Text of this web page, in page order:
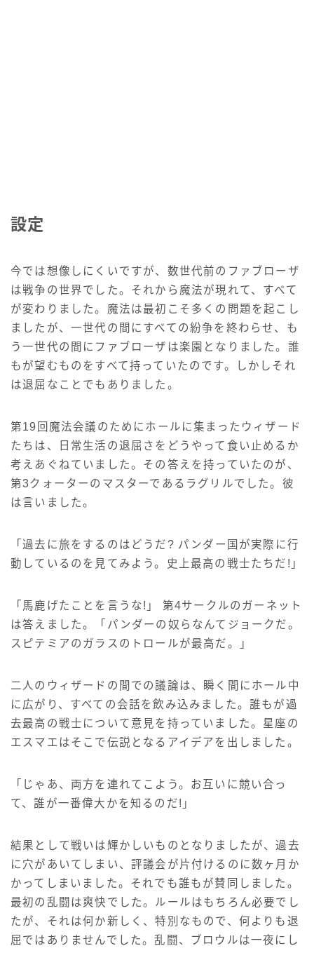
設定
今では想像しにくいですが、数世代前のファブローザ
は戦争の世界でした。それから魔法が現れて、すべて
が変わりました。魔法は最初こそ多くの問題を起こし
ましたが、一世代の間にすべての紛争を終わらせ、も
う一世代の間にファブローザは楽園となりました。誰
もが望むものをすべて持っていたのです。しかしそれ
は退屈なことでもありました。
第19回魔法会議のためにホールに集まったウィザード
たちは、日常生活の退屈さをどうやって食い止めるか
考えあぐねていました。その答えを持っていたのが、
第3クォーターのマスターであるラグリルでした。彼
は言いました。
「過去に旅をするのはどうだ? パンダー国が実際に行
動しているのを見てみよう。史上最高の戦士たちだ!」
「馬鹿げたことを言うな!」 第4サークルのガーネット
は答えました。「パンダーの奴らなんてジョークだ。
スピテミアのガラスのトロールが最高だ。」
二人のウィザードの間での議論は、瞬く間にホール中
に広がり、すべての会話を飲み込みました。誰もが過
去最高の戦士について意見を持っていました。星座の
エスマエはそこで伝説となるアイデアを出しました。
「じゃあ、両方を連れてこよう。お互いに競い合っ
て、誰が一番偉大かを知るのだ!」
結果として戦いは輝かしいものとなりましたが、過去
に穴があいてしまい、評議会が片付けるのに数ヶ月か
かってしまいました。それでも誰もが賛同しました。
最初の乱闘は爽快でした。ルールはもちろん必要でし
たが、それは何か新しく、特別なもので、何よりも退
屈ではありませんでした。乱闘、ブロウルは一夜にし